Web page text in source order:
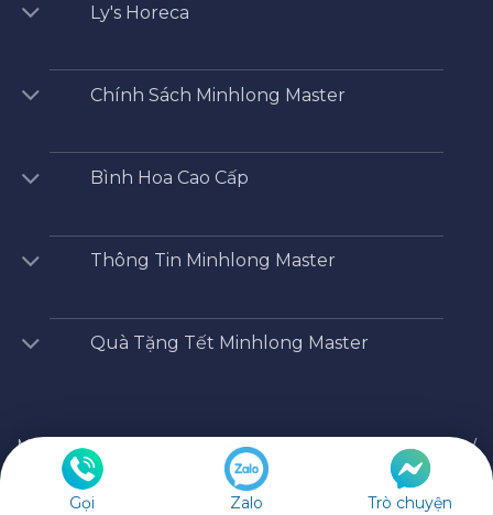
Ly's Horeca
Chính Sách Minhlong Master
Bình Hoa Cao Cấp
Thông Tin Minhlong Master
Quà Tặng Tết Minhlong Master
Minhlong Master Bộ Chén Sứ - Dĩa -Tô /Dĩa Sứ/
Dĩa lót chén 15 cm – Hoàng Cung – Cẩm Tú
Copyright 2026 ©
Cửa hàng Minh Long
Gọi Zalo Trò chuyện